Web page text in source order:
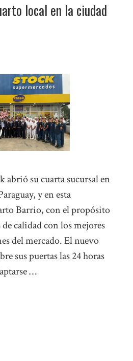
local en la ciudad
abrió su cuarta sucursal en
y en esta
Barrio, con el propósito
calidad con los mejores
del mercado. El nuevo
sus puertas las 24 horas
…